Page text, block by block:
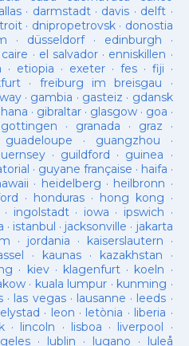
· darmstadt· davis · delft ·
· dnipropetrovsk· donostia
· düsseldorf· edinburgh ·
· el salvador · enniskillen ·
· etiopia · exeter· fes· fiji ·
· freiburg im breisgau ·
· gambia · gasteiz · gdansk
· gibraltar· glasgow· goa ·
gottingen · granada · graz ·
guadeloupe · guangzhou ·
· guildford · guinea ·
· guyane française · haifa ·
· heidelberg · heilbronn ·
· honduras· hong kong ·
· ingolstadt· iowa · ipswich ·
· istanbul · jacksonville · jakarta
· jordania · kaiserslautern ·
· kaunas· kazakhstan ·
· kiev· klagenfurt · koeln ·
· kuala lumpur · kunming ·
· las vegas· lausanne · leeds ·
· leon · letònia · liberia ·
· lincoln · lisboa · liverpool ·
· lublin · lugano · luleå